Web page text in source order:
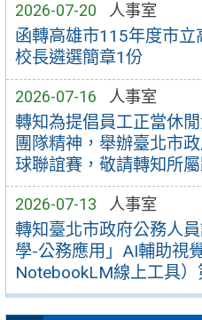
2026-07-20 人事室
函轉高雄市115年度市
校長遴選簡章1份
2026-07-16 人事室
轉知為提倡員工正當休
團隊精神，舉辦臺北市
球聯誼賽，敬請轉知所
2026-07-13 人事室
轉知臺北市政府公務人
學-公務應用」AI輔助視
NotebookLM線上工具